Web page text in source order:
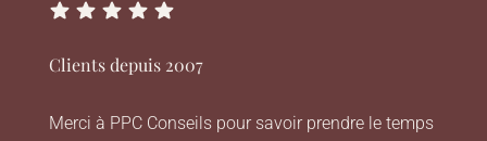
Clients depuis 2007
Merci à PPC Conseils pour savoir prendre le temps